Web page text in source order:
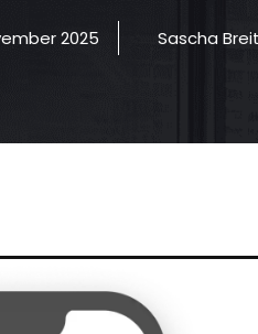
2025 Sascha